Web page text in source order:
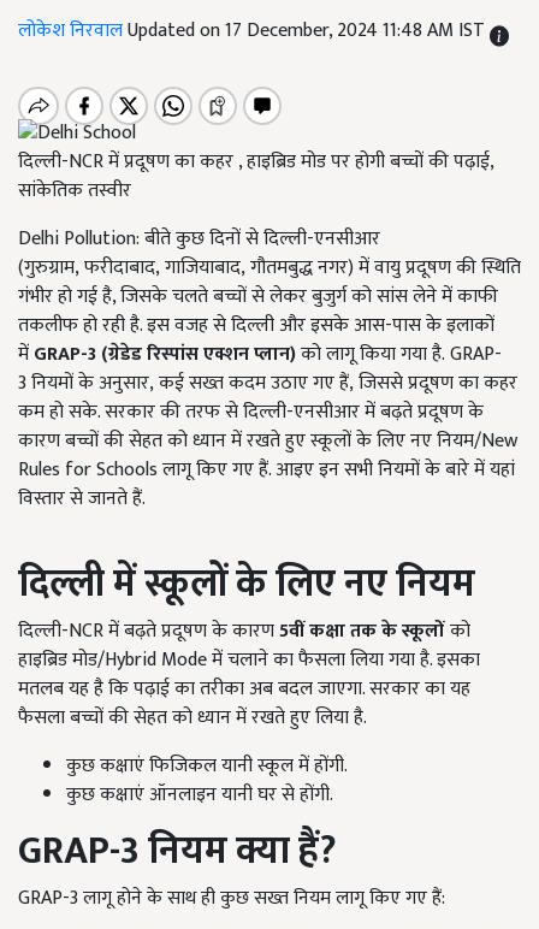
लोकेश निरवालUpdated on 17 December, 2024 11:48 AM IST
दिल्ली-NCR में प्रदूषण का कहर , हाइब्रिड मोड पर होगी बच्चों की पढ़ाई,
सांकेतिक तस्वीर
Delhi Pollution: बीते कुछ दिनों से दिल्ली-एनसीआर
(गुरुग्राम, फरीदाबाद, गाजियाबाद, गौतमबुद्ध नगर) में वायु प्रदूषण की स्थिति
गंभीर हो गई है, जिसके चलते बच्चों से लेकर बुजुर्ग को सांस लेने में काफी
तकलीफ हो रही है. इस वजह से दिल्ली और इसके आस-पास के इलाकों
मेंGRAP-3 (ग्रेडेड रिस्पांस एक्शन प्लान)को लागू किया गया है. GRAP-
3 नियमों के अनुसार, कई सख्त कदम उठाए गए हैं, जिससे प्रदूषण का कहर
कम हो सके. सरकार की तरफ से दिल्ली-एनसीआर में बढ़ते प्रदूषण के
कारण बच्चों की सेहत को ध्यान में रखते हुए स्कूलों के लिए नए नियम/New
Rules for Schools लागू किए गए हैं. आइए इन सभी नियमों के बारे में यहां
विस्तार से जानते हैं.
दिल्ली में स्कूलों के लिए नए नियम
दिल्ली-NCR में बढ़ते प्रदूषण के कारण5वीं कक्षा तक के स्कूलोंको
हाइब्रिड मोड/Hybrid Mode में चलाने का फैसला लिया गया है. इसका
मतलब यह है कि पढ़ाई का तरीका अब बदल जाएगा. सरकार का यह
फैसला बच्चों की सेहत को ध्यान में रखते हुए लिया है.
कुछ कक्षाएं फिजिकल यानी स्कूल में होंगी.
कुछ कक्षाएं ऑनलाइन यानी घर से होंगी.
GRAP-3नियम क्या हैं?
GRAP-3 लागू होने के साथ ही कुछ सख्त नियम लागू किए गए हैं: